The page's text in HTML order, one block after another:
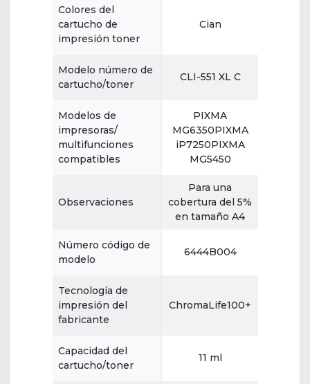
Colores del
cartucho de
impresión toner
Cian
Modelo número de
cartucho/toner
CLI-551 XL C
Modelos de
impresoras/
multifunciones
compatibles
PIXMA
MG6350PIXMA
iP7250PIXMA
MG5450
Observaciones
Para una
cobertura del 5%
en tamaño A4
Número código de
modelo
6444B004
Tecnología de
impresión del
fabricante
ChromaLife100+
Capacidad del
cartucho/toner
11 ml